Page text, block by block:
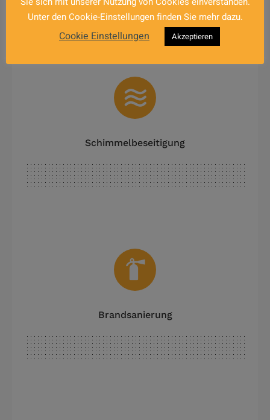
Schimmelbeseitigung
Brandsanierung
Unter den Cookie-Einstellungen finden Sie mehr dazu.
Cookie Einstellungen Akzeptieren